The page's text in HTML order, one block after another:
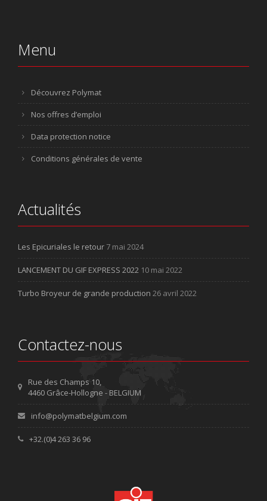
Menu
Découvrez Polymat
Nos offres d’emploi
Data protection notice
Conditions générales de vente
Actualités
Les Epicuriales le retour 7 mai 2024
LANCEMENT DU GIF EXPRESS 2022 10 mai 2022
Turbo Broyeur de grande production 26 avril 2022
Contactez-nous
Rue des Champs 10,
4460 Grâce-Hollogne - BELGIUM
info@polymatbelgium.com
+32.(0)4 263 36 96